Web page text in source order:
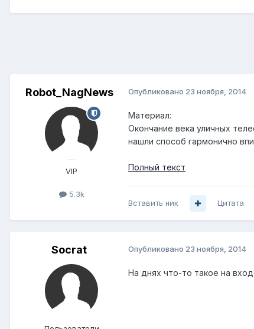
Robot_NagNews
VIP
5.3k
Опубликовано 23 ноября, 2014
Материал:
Окончание века уличных
нашли способ гармонично
Полный текст
Вставить ник Цитата
Socrat Опубликовано 23 ноября, 2014
На днях что-то такое на